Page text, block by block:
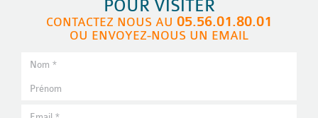
POUR VISITER
CONTACTEZ NOUS AU 05.56.01.80.01
OU ENVOYEZ-NOUS UN EMAIL